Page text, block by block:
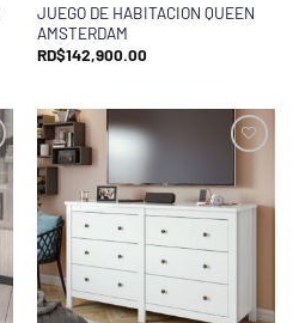
JUEGO DE HABITACION QUEEN
AMSTERDAM
RD$142,900.00